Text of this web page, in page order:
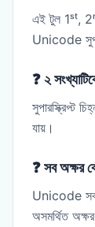
এই টুল 1ˢᵗ,
Unicode
❓২
সুপারস্ক্রিপ্ট
যায়।
❓সব অক্ষর
Unicode সব
অসমর্থিত